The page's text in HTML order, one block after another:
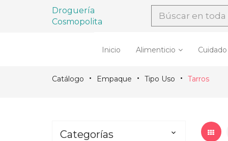
Droguería
Cosmopolita
Inicio Alimenticio
Catálogo Empaque Tipo Uso Tarros
Categorías 